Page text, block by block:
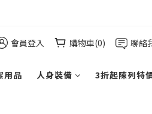
會員登入 購物車(0) 聯絡
用品 人身裝備
3折起陳列特